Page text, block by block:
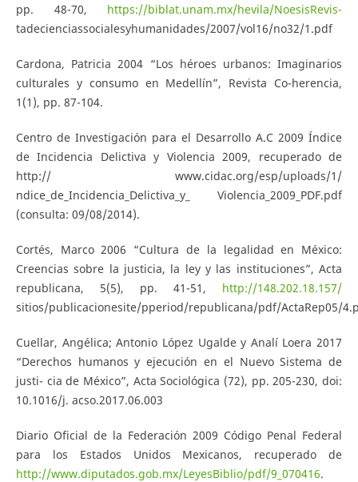
pp. 48-70, https://biblat.unam.mx/hevila/NoesisRevis-
tadecienciassocialesyhumanidades/2007/vol16/no32/1.pdf
Cardona, Patricia 2004 “Los héroes urbanos: Imaginarios
culturales y consumo en Medellín”, Revista Co-herencia,
1(1), pp. 87-104.
Centro de Investigación para el Desarrollo A.C 2009 Índice
de Incidencia Delictiva y Violencia 2009, recuperado de
http:// www.cidac.org/esp/uploads/1/
ndice_de_Incidencia_Delictiva_y_ Violencia_2009_PDF.pdf
(consulta: 09/08/2014).
Cortés, Marco 2006 “Cultura de la legalidad en México:
Creencias sobre la justicia, la ley y las instituciones”, Acta
republicana, 5(5), pp. 41-51, http://148.202.18.157/
sitios/publicacionesite/pperiod/republicana/pdf/ActaRep05/
Cuellar, Angélica; Antonio López Ugalde y Analí Loera 2017
“Derechos humanos y ejecución en el Nuevo Sistema de
justi- cia de México”, Acta Sociológica (72), pp. 205-230, doi:
10.1016/j. acso.2017.06.003
Diario Oficial de la Federación 2009 Código Penal Federal
para los Estados Unidos Mexicanos, recuperado de
http://www.diputados.gob.mx/LeyesBiblio/pdf/9_070416.